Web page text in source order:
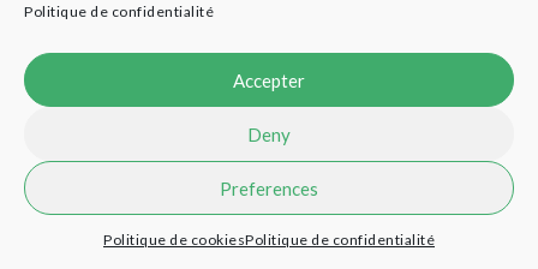
Politique de confidentialité
Accepter
Deny
Preferences
Politique de cookiesPolitique de confidentialité
© 2021 Into the Spoon - Designed by Credits